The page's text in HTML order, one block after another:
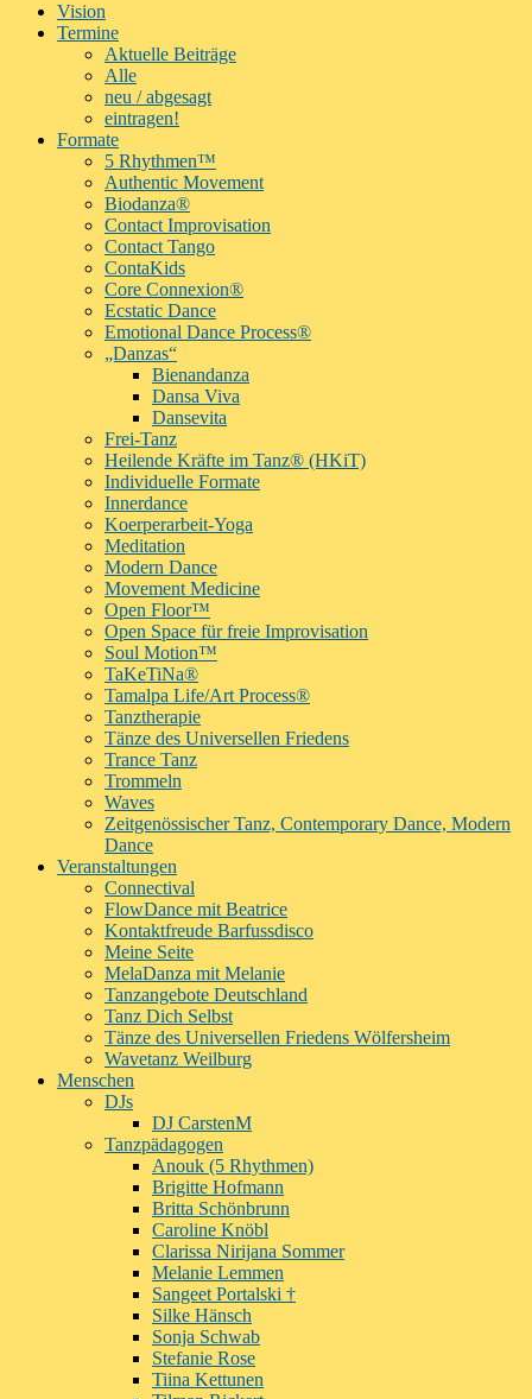
Vision
Termine
Aktuelle Beiträge
Alle
neu / abgesagt
eintragen!
Formate
5 Rhythmen™
Authentic Movement
Biodanza®
Contact Improvisation
Contact Tango
ContaKids
Core Connexion®
Ecstatic Dance
Emotional Dance Process®
„Danzas“
Bienandanza
Dansa Viva
Dansevita
Frei-Tanz
Heilende Kräfte im Tanz® (HKiT)
Individuelle Formate
Innerdance
Koerperarbeit-Yoga
Meditation
Modern Dance
Movement Medicine
Open Floor™
Open Space für freie Improvisation
Soul Motion™
TaKeTiNa®
Tamalpa Life/Art Process®
Tanztherapie
Tänze des Universellen Friedens
Trance Tanz
Trommeln
Waves
Zeitgenössischer Tanz, Contemporary Dance, Modern
Dance
Veranstaltungen
Connectival
FlowDance mit Beatrice
Kontaktfreude Barfussdisco
Meine Seite
MelaDanza mit Melanie
Tanzangebote Deutschland
Tanz Dich Selbst
Tänze des Universellen Friedens Wölfersheim
Wavetanz Weilburg
Menschen
DJs
DJ CarstenM
Tanzpädagogen
Anouk (5 Rhythmen)
Brigitte Hofmann
Britta Schönbrunn
Caroline Knöbl
Clarissa Nirijana Sommer
Melanie Lemmen
Sangeet Portalski †
Silke Hänsch
Sonja Schwab
Stefanie Rose
Tiina Kettunen